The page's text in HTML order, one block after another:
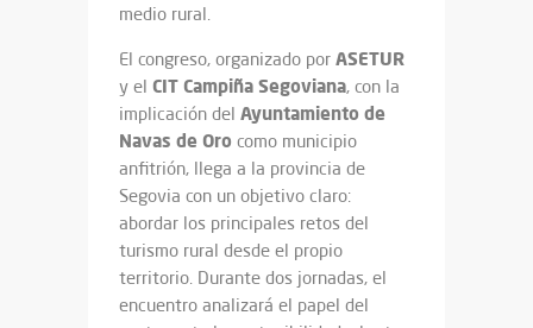
medio rural.
El congreso, organizado por ASETUR
y el CIT Campiña Segoviana, con la
implicación del Ayuntamiento de
Navas de Oro como municipio
anfitrión, llega a la provincia de
Segovia con un objetivo claro:
abordar los principales retos del
turismo rural desde el propio
territorio. Durante dos jornadas, el
encuentro analizará el papel del